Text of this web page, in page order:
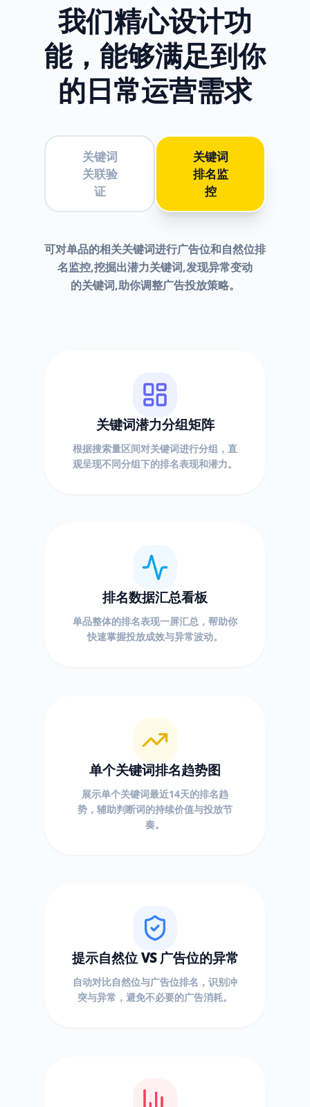
我们精心设计功
能， 能够满足到你
的日常运营需求
关键词
关联验
证
关键词
排名监
控
可对单品的相关关键词进行广告位和自然位排
名监控,挖掘出潜力关键词,发现异常变动
的关键词,助你调整广告投放策略。
关键词潜力分组矩阵
根据搜索量区间对关键词进行分组，直
观呈现不同分组下的排名表现和潜力。
排名数据汇总看板
单品整体的排名表现一屏汇总，帮助你
快速掌握投放成效与异常波动。
单个关键词排名趋势图
展示单个关键词最近14天的排名趋
势，辅助判断词的持续价值与投放节
奏。
提示自然位 VS 广告位的异常
自动对比自然位与广告位排名，识别冲
突与异常，避免不必要的广告消耗。